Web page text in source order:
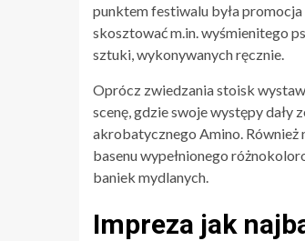
punktem festiwalu była
skosztować m.in. wyśmienitego
sztuki, wykonywanych ręcznie.
Oprócz zwiedzania stoisk
scenę, gdzie swoje występy dały
akrobatycznego Amino. Również
basenu wypełnionego
baniek mydlanych.
Impreza jak